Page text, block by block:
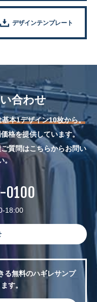
デザインテンプレート
合わせ
本1デザイン10枚から。
格を提供しています。
質問はこちらからお問い
。
0100
18:00
る無料のハギレサンプ
す。